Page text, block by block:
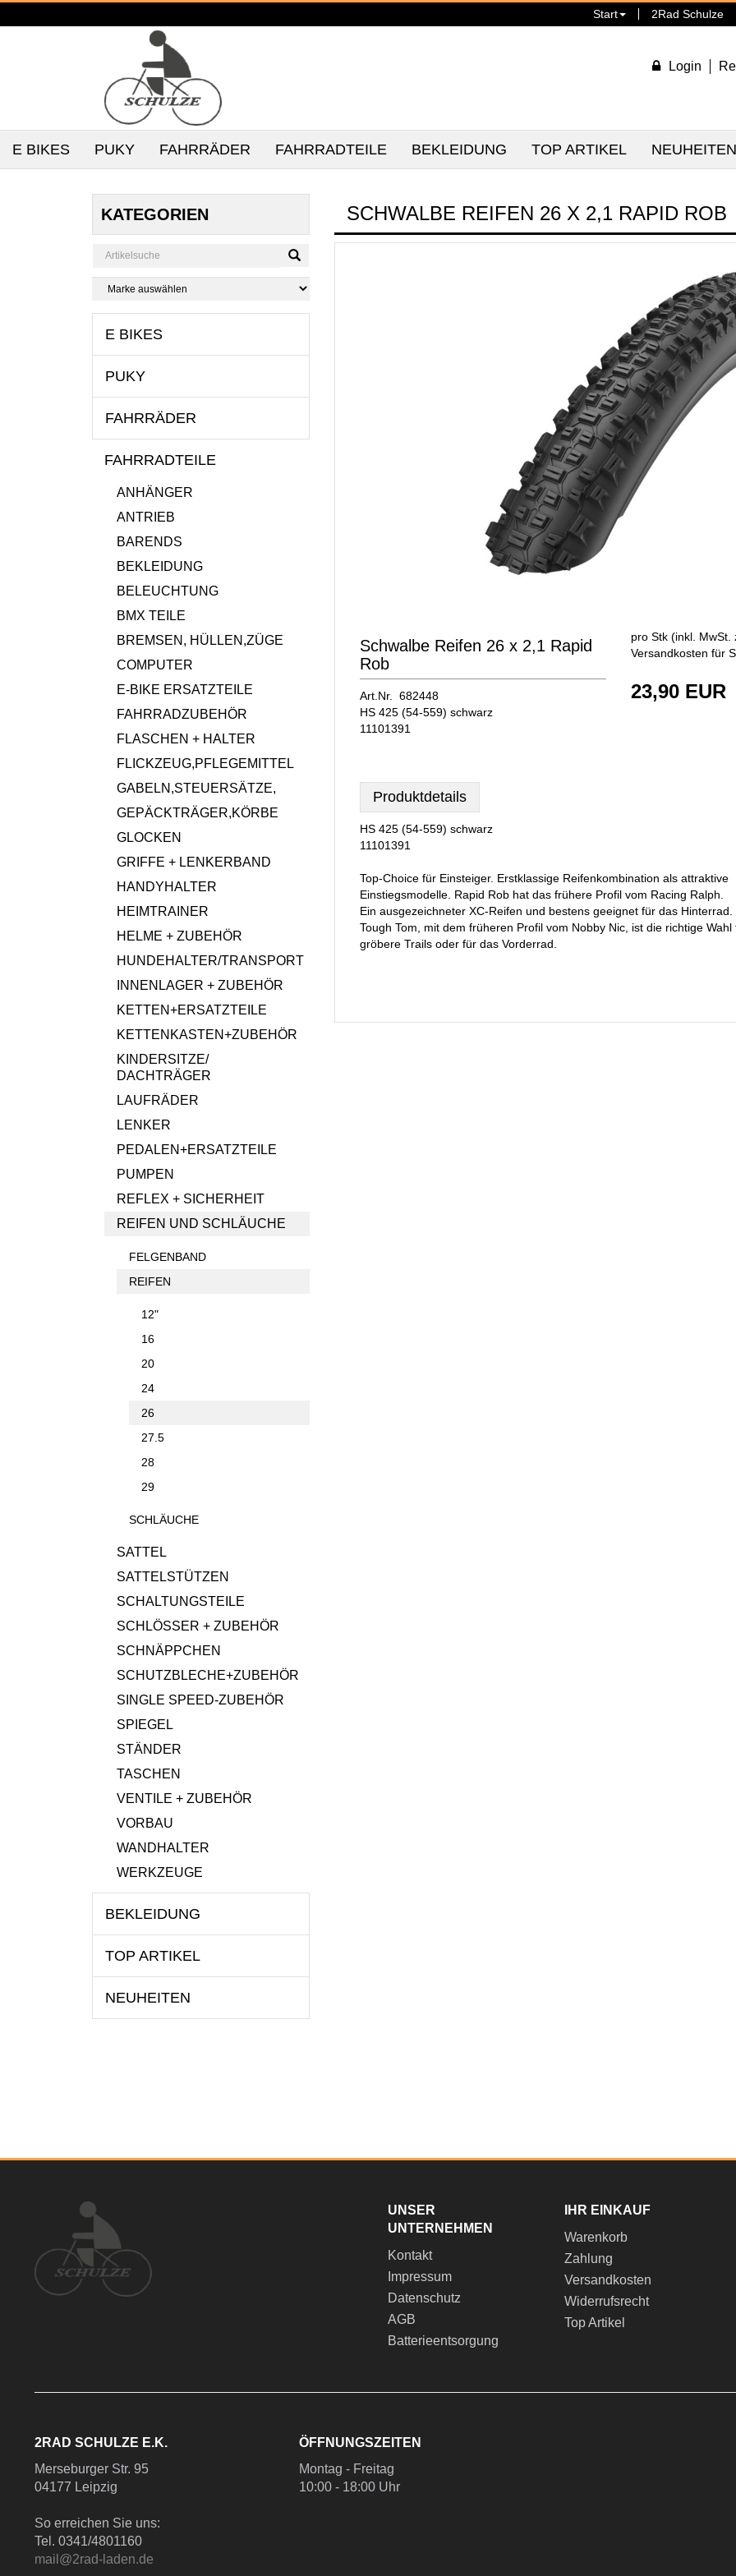
Start 2Rad Schulze
Login
E BIKES PUKY FAHRRÄDER FAHRRADTEILE BEKLEIDUNG TOP ARTIKEL NEUHEITEN
KATEGORIEN
E BIKES
PUKY
FAHRRÄDER
FAHRRADTEILE
ANHÄNGER
ANTRIEB
BARENDS
BEKLEIDUNG
BELEUCHTUNG
BMX TEILE
BREMSEN, HÜLLEN,ZÜGE
COMPUTER
E-BIKE ERSATZTEILE
FAHRRADZUBEHÖR
FLASCHEN + HALTER
FLICKZEUG,PFLEGEMITTEL
GABELN,STEUERSÄTZE,
GEPÄCKTRÄGER,KÖRBE
GLOCKEN
GRIFFE + LENKERBAND
HANDYHALTER
HEIMTRAINER
HELME + ZUBEHÖR
HUNDEHALTER/TRANSPORT
INNENLAGER + ZUBEHÖR
KETTEN+ERSATZTEILE
KETTENKASTEN+ZUBEHÖR
KINDERSITZE/
DACHTRÄGER
LAUFRÄDER
LENKER
PEDALEN+ERSATZTEILE
PUMPEN
REFLEX + SICHERHEIT
REIFEN UND SCHLÄUCHE
FELGENBAND
REIFEN
12"
16
20
24
26
27.5
28
29
SCHLÄUCHE
SATTEL
SATTELSTÜTZEN
SCHALTUNGSTEILE
SCHLÖSSER + ZUBEHÖR
SCHNÄPPCHEN
SCHUTZBLECHE+ZUBEHÖR
SINGLE SPEED-ZUBEHÖR
SPIEGEL
STÄNDER
TASCHEN
VENTILE + ZUBEHÖR
VORBAU
WANDHALTER
WERKZEUGE
BEKLEIDUNG
TOP ARTIKEL
NEUHEITEN
SCHWALBE REIFEN 26 X 2,1 RAPID ROB
Schwalbe Reifen 26 x 2,1 Rapid
Rob
Art.Nr. 682448
HS 425 (54-559) schwarz
11101391
pro Stk (inkl. MwSt.
Versandkosten für
23,90 EUR
Produktdetails
HS 425 (54-559) schwarz
11101391
Top-Choice für Einsteiger. Erstklassige Reifenkombination als attraktive
Einstiegsmodelle. Rapid Rob hat das frühere Profil vom Racing Ralph.
Ein ausgezeichneter XC-Reifen und bestens geeignet für das Hinterrad.
Tough Tom, mit dem früheren Profil vom Nobby Nic, ist die richtige Wahl
gröbere Trails oder für das Vorderrad.
UNSER
UNTERNEHMEN
Kontakt
Impressum
Datenschutz
AGB
Batterieentsorgung
IHR EINKAUF
Warenkorb
Zahlung
Versandkosten
Widerrufsrecht
Top Artikel
2RAD SCHULZE E.K.
Merseburger Str. 95
04177 Leipzig
So erreichen Sie uns:
Tel. 0341/4801160
mail@2rad-laden.de
ÖFFNUNGSZEITEN
Montag - Freitag
10:00 - 18:00 Uhr